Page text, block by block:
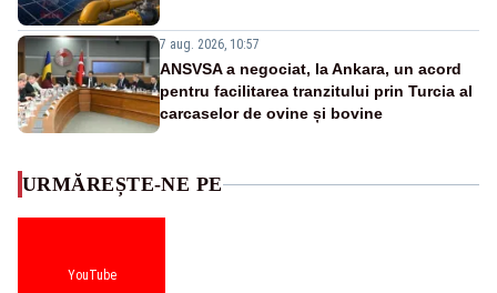
7 aug. 2026, 10:57
ANSVSA a negociat, la Ankara, un acord
pentru facilitarea tranzitului prin Turcia al
carcaselor de ovine și bovine
URMĂREȘTE-NE PE
YouTube